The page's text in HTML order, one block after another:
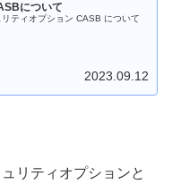
について
ティオプション CASB について
2023.09.12
リティオプションと